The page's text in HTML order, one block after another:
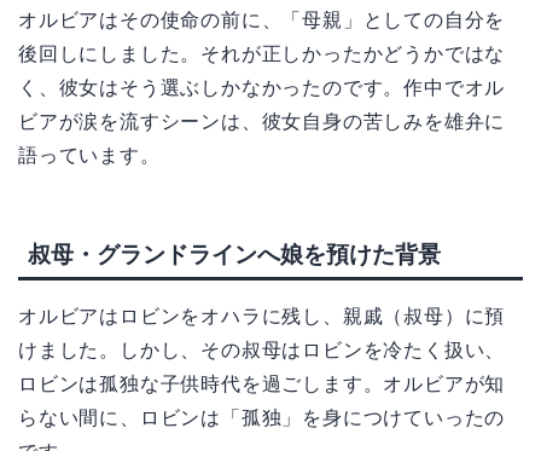
オルビアはその使命の前に、「母親」としての自分を
後回しにしました。それが正しかったかどうかではな
く、彼女はそう選ぶしかなかったのです。作中でオル
ビアが涙を流すシーンは、彼女自身の苦しみを雄弁に
語っています。
叔母・グランドラインへ娘を預けた背景
オルビアはロビンをオハラに残し、親戚（叔母）に預
けました。しかし、その叔母はロビンを冷たく扱い、
ロビンは孤独な子供時代を過ごします。オルビアが知
らない間に、ロビンは「孤独」を身につけていったの